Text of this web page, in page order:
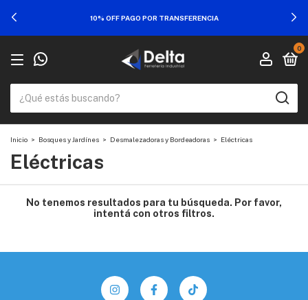
10% OFF PAGO POR TRANSFERENCIA
0
Inicio > Bosques y Jardínes > Desmalezadoras y Bordeadoras > Eléctricas
Eléctricas
No tenemos resultados para tu búsqueda. Por favor,
intentá con otros filtros.